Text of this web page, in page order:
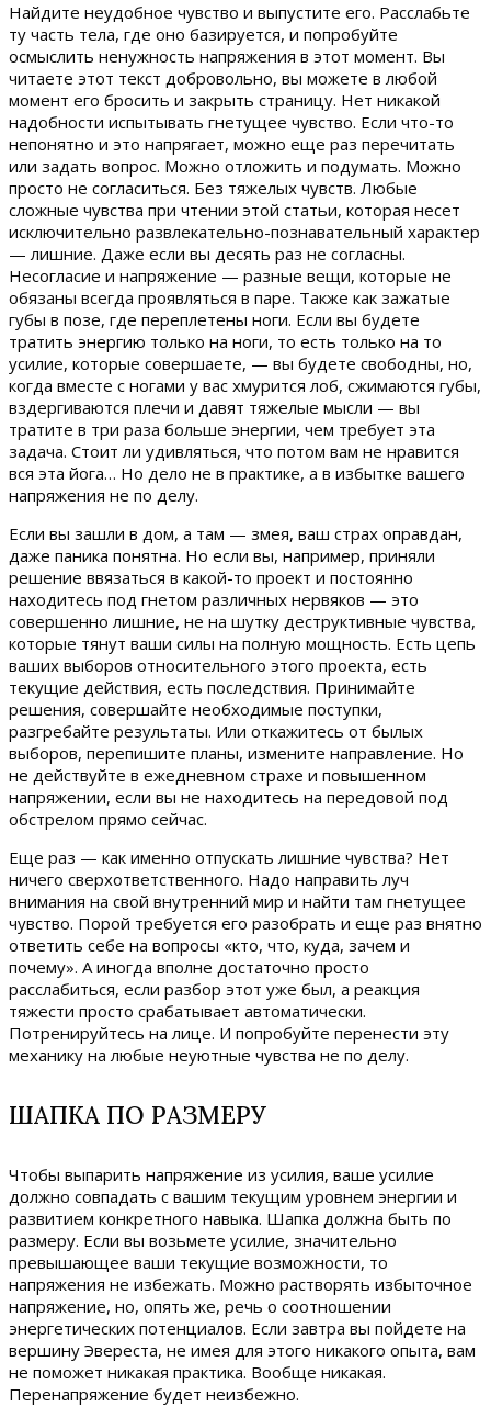
Найдите неудобное чувство и выпустите его. Расслабьте
ту часть тела, где оно базируется, и попробуйте
осмыслить ненужность напряжения в этот момент. Вы
читаете этот текст добровольно, вы можете в любой
момент его бросить и закрыть страницу. Нет никакой
надобности испытывать гнетущее чувство. Если что-то
непонятно и это напрягает, можно еще раз перечитать
или задать вопрос. Можно отложить и подумать. Можно
просто не согласиться. Без тяжелых чувств. Любые
сложные чувства при чтении этой статьи, которая несет
исключительно развлекательно-познавательный характер
— лишние. Даже если вы десять раз не согласны.
Несогласие и напряжение — разные вещи, которые не
обязаны всегда проявляться в паре. Также как зажатые
губы в позе, где переплетены ноги. Если вы будете
тратить энергию только на ноги, то есть только на то
усилие, которые совершаете, — вы будете свободны, но,
когда вместе с ногами у вас хмурится лоб, сжимаются губы,
вздергиваются плечи и давят тяжелые мысли — вы
тратите в три раза больше энергии, чем требует эта
задача. Стоит ли удивляться, что потом вам не нравится
вся эта йога… Но дело не в практике, а в избытке вашего
напряжения не по делу.
Если вы зашли в дом, а там — змея, ваш страх оправдан,
даже паника понятна. Но если вы, например, приняли
решение ввязаться в какой-то проект и постоянно
находитесь под гнетом различных нервяков — это
совершенно лишние, не на шутку деструктивные чувства,
которые тянут ваши силы на полную мощность. Есть цепь
ваших выборов относительного этого проекта, есть
текущие действия, есть последствия. Принимайте
решения, совершайте необходимые поступки,
разгребайте результаты. Или откажитесь от былых
выборов, перепишите планы, измените направление. Но
не действуйте в ежедневном страхе и повышенном
напряжении, если вы не находитесь на передовой под
обстрелом прямо сейчас.
Еще раз — как именно отпускать лишние чувства? Нет
ничего сверхответственного. Надо направить луч
внимания на свой внутренний мир и найти там гнетущее
чувство. Порой требуется его разобрать и еще раз внятно
ответить себе на вопросы «кто, что, куда, зачем и
почему». А иногда вполне достаточно просто
расслабиться, если разбор этот уже был, а реакция
тяжести просто срабатывает автоматически.
Потренируйтесь на лице. И попробуйте перенести эту
механику на любые неуютные чувства не по делу.
ШАПКА ПО РАЗМЕРУ
Чтобы выпарить напряжение из усилия, ваше усилие
должно совпадать с вашим текущим уровнем энергии и
развитием конкретного навыка. Шапка должна быть по
размеру. Если вы возьмете усилие, значительно
превышающее ваши текущие возможности, то
напряжения не избежать. Можно растворять избыточное
напряжение, но, опять же, речь о соотношении
энергетических потенциалов. Если завтра вы пойдете на
вершину Эвереста, не имея для этого никакого опыта, вам
не поможет никакая практика. Вообще никакая.
Перенапряжение будет неизбежно.